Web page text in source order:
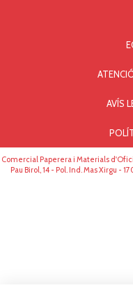
AVÍS
Comercial Paperera i Materials
Pau Birol, 14 - Pol. Ind. Mas Xirgu -